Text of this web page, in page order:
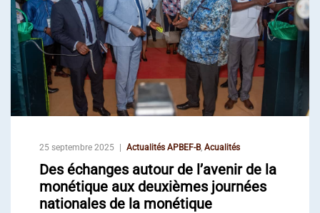
25 septembre 2025 Actualités APBEF-B, Acualités
Des échanges autour de l’avenir de la
monétique aux deuxièmes journées
nationales de la monétique